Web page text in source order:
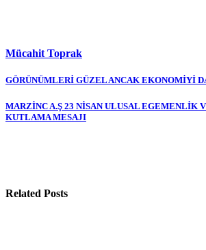
Mücahit Toprak
Yazı
gezinmesi
GÖRÜNÜMLERİ GÜZEL ANCAK EKONOMİYİ
MARZİNC A.Ş 23 NİSAN ULUSAL EGEMENLİK
KUTLAMA MESAJI
Related Posts